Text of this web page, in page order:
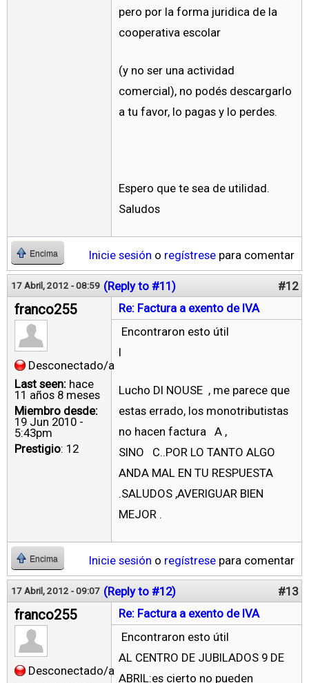
pero por la forma juridica de la
cooperativa escolar
(y no ser una actividad
comercial), no podés descargarlo
a tu favor, lo pagas y lo perdes.
Espero que te sea de utilidad.
Saludos
Encima Inicie sesión o regístrese para comentar
17 Abril, 2012 - 08:59 (Reply to #11) #12
franco255
Desconectado/a
Last seen: hace
11 años 8 meses
Miembro desde:
19 Jun 2010 -
5:43pm
Prestigio: 12
Re: Factura a exento de IVA
Encontraron esto útil
l
Lucho DI NOUSE , me parece que
estas errado, los monotributistas
no hacen factura A ,
SINO C..POR LO TANTO ALGO
ANDA MAL EN TU RESPUESTA
.SALUDOS ,AVERIGUAR BIEN
MEJOR .
Encima Inicie sesión o regístrese para comentar
17 Abril, 2012 - 09:07 (Reply to #12) #13
franco255
Desconectado/a
Re: Factura a exento de IVA
Encontraron esto útil
AL CENTRO DE JUBILADOS 9 DE
ABRIL:es cierto no pueden